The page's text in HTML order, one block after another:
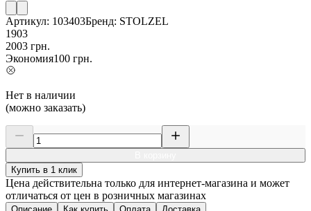
Артикул: 103403Бренд: STOLZEL
1903
2003 грн.
Экономия100 грн.
Нет в наличии
(можно заказать)
Купить в 1 клик
Цена действительна только для интернет-магазина и может
отличаться от цен в розничных магазинах